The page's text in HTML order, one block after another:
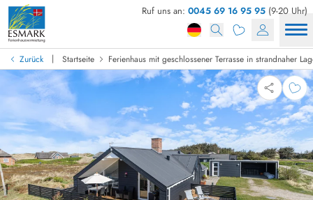
Ruf uns an: 0045 69 16 95 95 (9-20 Uhr)
Zurück | Startseite Ferienhaus mit geschlossener Terrasse in strandnaher